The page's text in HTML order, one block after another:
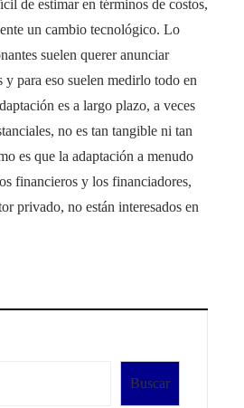
de estimar en términos de costos,
un cambio tecnológico. Lo
suelen querer anunciar
y para eso suelen medirlo todo en
es a largo plazo, a veces
no es tan tangible ni tan
es que la adaptación a menudo
financieros y los financiadores,
privado, no están interesados ​​en
Buscar